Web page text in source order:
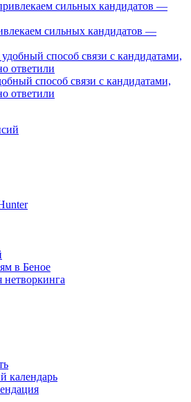
сильных кандидатов —
способ связи с кандидатами,
ответили
в Беное
нетворкинга
календарь